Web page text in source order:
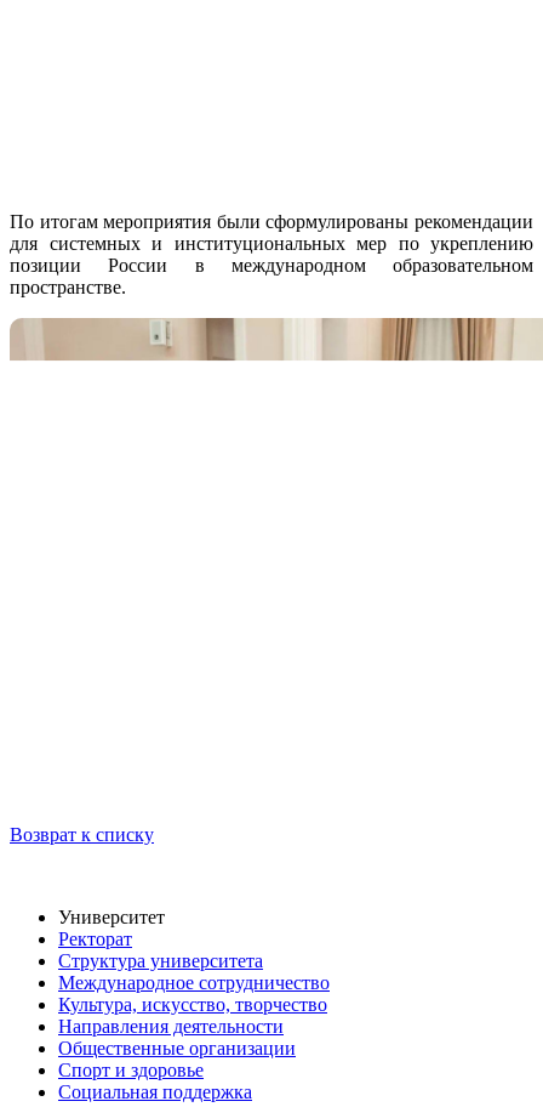
По итогам мероприятия были сформулированы рекомендации
для системных и институциональных мер по укреплению
позиции России в международном образовательном
пространстве.
Возврат к списку
Университет
Ректорат
Структура университета
Международное сотрудничество
Культура, искусство, творчество
Направления деятельности
Общественные организации
Спорт и здоровье
Социальная поддержка